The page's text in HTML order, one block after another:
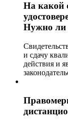
На какой
Нужно ли
и сдачу
действия и